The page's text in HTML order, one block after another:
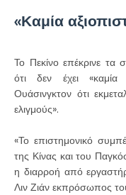
«Καμία
Το Πεκίνο επέκρινε τα
ότι δεν έχει «καμία
Ουάσινγκτον ότι
ελιγμούς».
«Το επιστημονικό
της Κίνας και του
η διαρροή από
Λιν Ζιάν εκπρόσωπος